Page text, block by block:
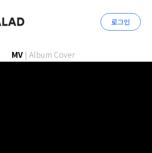
로그인
MV | Album Cover